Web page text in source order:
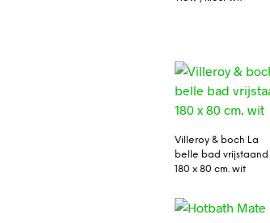
Villeroy & boch La
belle bad vrijstaand
180 x 80 cm. wit